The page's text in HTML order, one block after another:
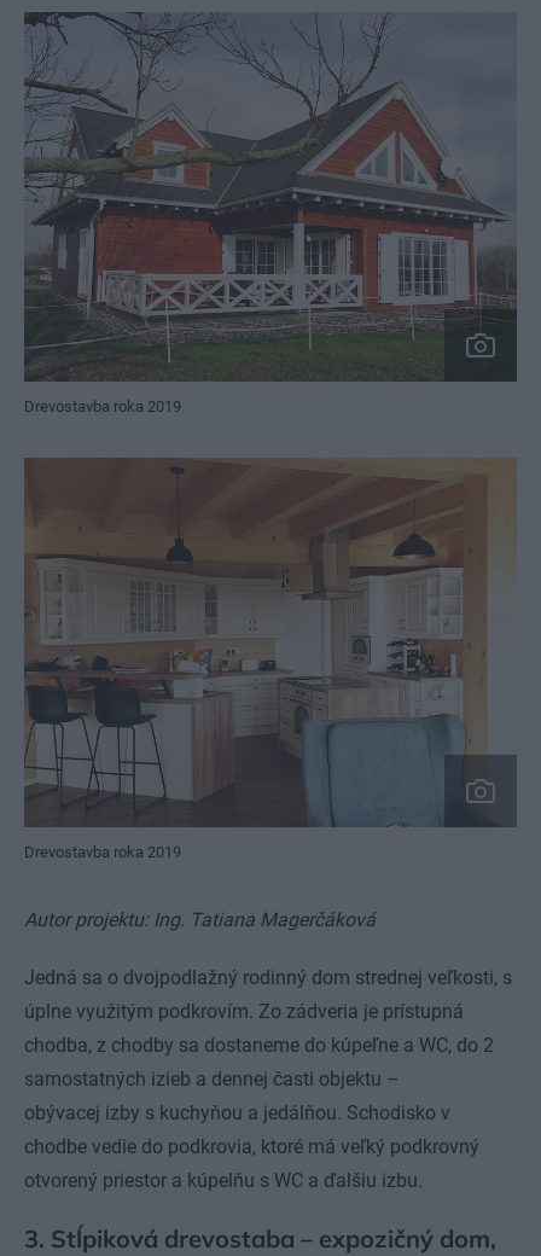
Drevostavba roka 2019
Drevostavba roka 2019
Autor projektu: Ing. Tatiana Magerčáková
Jedná sa o dvojpodlažný rodinný dom strednej veľkosti, s
úplne využitým podkrovím. Zo zádveria je prístupná
chodba, z chodby sa dostaneme do kúpeľne a WC, do 2
samostatných izieb a dennej časti objektu –
obývacej izby s kuchyňou a jedálňou. Schodisko v
chodbe vedie do podkrovia, ktoré má veľký podkrovný
otvorený priestor a kúpelňu s WC a ďalšiu izbu.
3. Stĺpiková drevostaba – expozičný dom,